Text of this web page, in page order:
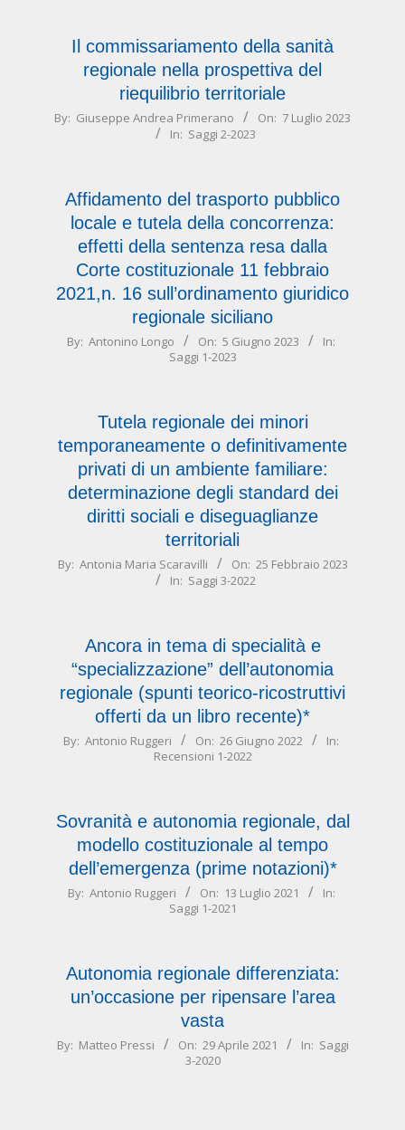
Il commissariamento della sanità
regionale nella prospettiva del
riequilibrio territoriale
2023-
By: Giuseppe Andrea Primerano On: 7 Luglio 2023
In: Saggi 2-2023
Affidamento del trasporto pubblico
locale e tutela della concorrenza:
effetti della sentenza resa dalla
Corte costituzionale 11 febbraio
2021,n. 16 sull’ordinamento giuridico
regionale siciliano
2023-
By: Antonino Longo On: 5 Giugno 2023
In:
Saggi 1-2023
Tutela regionale dei minori
temporaneamente o definitivamente
privati di un ambiente familiare:
determinazione degli standard dei
diritti sociali e diseguaglianze
territoriali
2023-
By: Antonia Maria Scaravilli On: 25 Febbraio 2023
In: Saggi 3-2022
Ancora in tema di specialità e
“specializzazione” dell’autonomia
regionale (spunti teorico-ricostruttivi
offerti da un libro recente)*
2022-
By: Antonio Ruggeri On: 26 Giugno 2022
In:
Recensioni 1-2022
Sovranità e autonomia regionale, dal
modello costituzionale al tempo
dell’emergenza (prime notazioni)*
2021-
By: Antonio Ruggeri On: 13 Luglio 2021
In:
Saggi 1-2021
Autonomia regionale differenziata:
un’occasione per ripensare l’area
vasta
2021-
By: Matteo Pressi On: 29 Aprile 2021 In: Saggi
3-2020